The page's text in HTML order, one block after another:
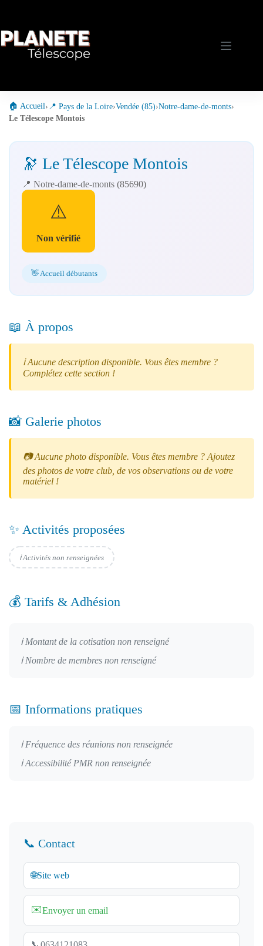
🏠 Accueil› 📍 Pays de la Loire›Vendée (85)›Notre-dame-de-monts›
Le Télescope Montois
🔭 Le Télescope Montois
📍 Notre-dame-de-monts (85690)
⚠️
Non vérifié
👋 Accueil débutants
📖 À propos
ℹ️ Aucune description disponible. Vous êtes membre ?
Complétez cette section !
📸 Galerie photos
📷 Aucune photo disponible. Vous êtes membre ? Ajoutez
des photos de votre club, de vos observations ou de votre
matériel !
✨ Activités proposées
ℹ️ Activités non renseignées
💰 Tarifs & Adhésion
ℹ️ Montant de la cotisation non renseigné
ℹ️ Nombre de membres non renseigné
📅 Informations pratiques
ℹ️ Fréquence des réunions non renseignée
ℹ️ Accessibilité PMR non renseignée
📞 Contact
🌐Site web
✉️Envoyer un email